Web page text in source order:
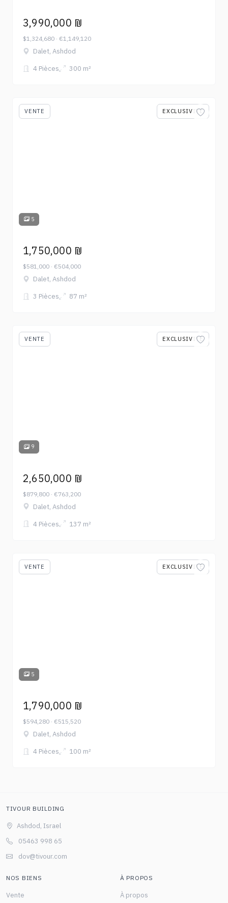
3,990,000 ₪
$1,324,680 · €1,149,120
Dalet, Ashdod
4 Pièces
300 m²
VENTE EXCLUSIVITÉ
5
1,750,000 ₪
$581,000 · €504,000
Dalet, Ashdod
3 Pièces
87 m²
VENTE EXCLUSIVITÉ
9
2,650,000 ₪
$879,800 · €763,200
Dalet, Ashdod
4 Pièces
137 m²
VENTE EXCLUSIVITÉ
5
1,790,000 ₪
$594,280 · €515,520
Dalet, Ashdod
4 Pièces
100 m²
TIVOUR BUILDING
Ashdod, Israel
05463 998 65
dov@tivour.com
NOS BIENS
Vente
À PROPOS
À propos